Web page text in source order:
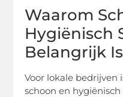
Waarom
Hygiënisch
Belangrijk Is
Voor lokale bedrijven
schoon en